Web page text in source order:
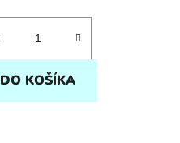
DO KOŠÍKA